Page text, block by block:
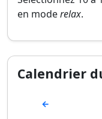
en moderelax.
Calendrier
←